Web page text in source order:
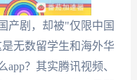
产剧，却被"仅限中国
无数留学生和海外华
？其实腾讯视频、